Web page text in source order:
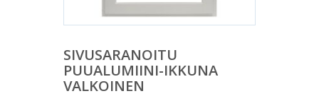
SIVUSARANOITU
PUUALUMIINI-IKKUNA
VALKOINEN